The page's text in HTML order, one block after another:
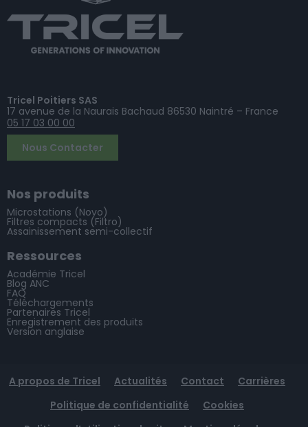
Tricel Poitiers SAS
17 avenue de la Naurais Bachaud 86530 Naintré – France
05 17 03 00 00
Nous Contacter
Nos produits
Microstations (Novo)
Filtres compacts (Filtro)
Assainissement semi-collectif
Ressources
Académie Tricel
Blog ANC
FAQ
Téléchargements
Partenaires Tricel
Enregistrement des produits
Version anglaise
A propos de Tricel Actualités Contact
Carrières
Politique de confidentialité
Cookies